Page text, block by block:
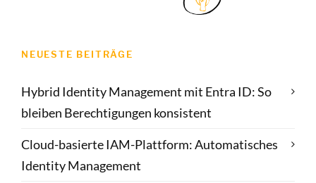
NEUESTE BEITRÄGE
Hybrid Identity Management mit Entra ID: So
bleiben Berechtigungen konsistent
Cloud-basierte IAM-Plattform: Automatisches
Identity Management